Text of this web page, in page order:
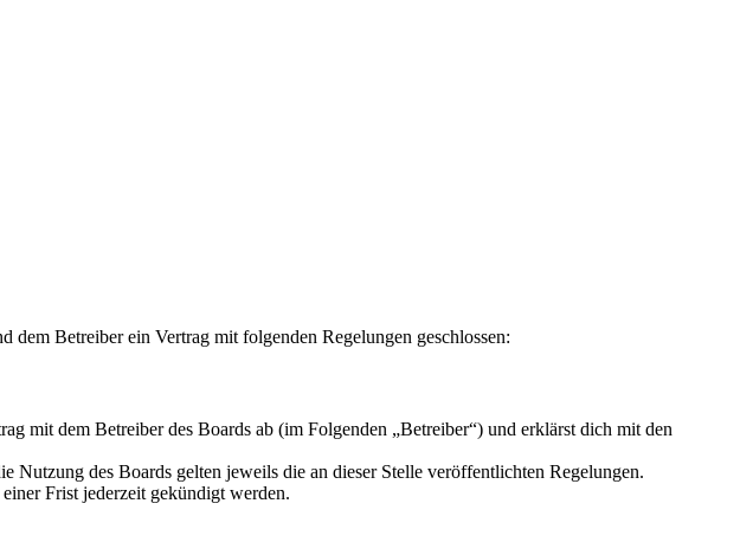
Betreiber ein Vertrag mit folgenden Regelungen geschlossen:
mit dem Betreiber des Boards ab (im Folgenden „Betreiber“) und erklärst dich mit den
Nutzung des Boards gelten jeweils die an dieser Stelle veröffentlichten Regelungen.
Frist jederzeit gekündigt werden.